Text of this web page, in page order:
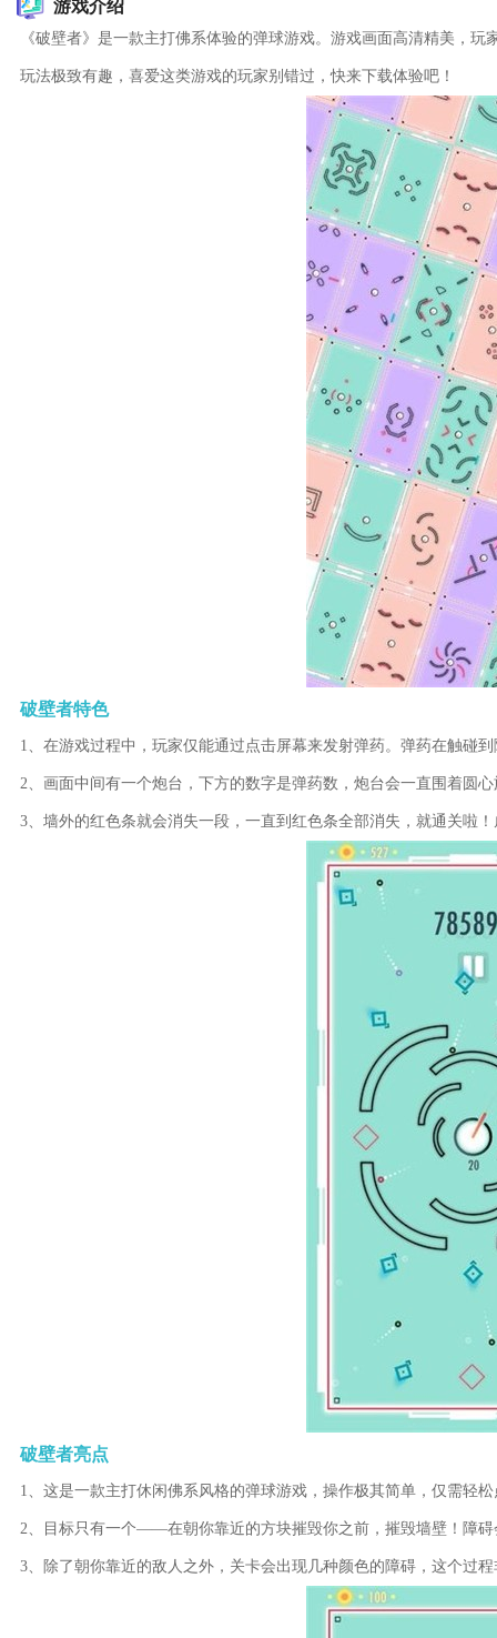
游戏介绍
《破壁者》是一款主打佛系体验的弹球游戏。游戏画面高清精美，
玩法极致有趣，喜爱这类游戏的玩家别错过，快来下载体验吧！
破壁者特色
1、在游戏过程中，玩家仅能通过点击屏幕来发射弹药。弹药在触碰
2、画面中间有一个炮台，下方的数字是弹药数，炮台会一直围着圆
3、墙外的红色条就会消失一段，一直到红色条全部消失，就通关啦
破壁者亮点
1、这是一款主打休闲佛系风格的弹球游戏，操作极其简单，仅需轻
2、目标只有一个——在朝你靠近的方块摧毁你之前，摧毁墙壁！障
3、除了朝你靠近的敌人之外，关卡会出现几种颜色的障碍，这个过